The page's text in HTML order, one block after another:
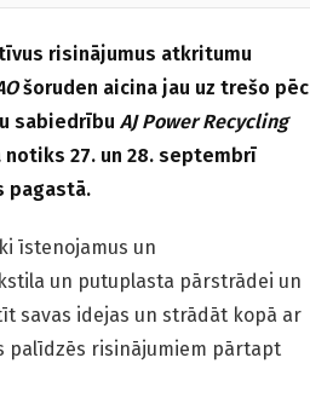
risinājumus atkritumu
šoruden aicina jau uz trešo pēc
sabiedrību AJ Power Recycling
27. un 28. septembrī
pagastā.
īstenojamus un
un putuplasta pārstrādei un
savas idejas un strādāt kopā ar
palīdzēs risinājumiem pārtapt